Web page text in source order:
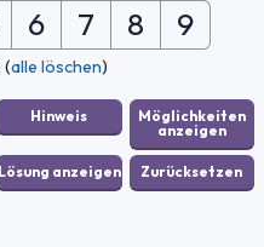
6 7 8 9
(alle löschen)